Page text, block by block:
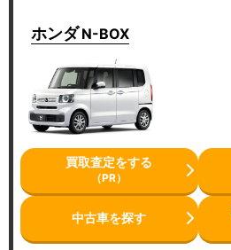
ホンダ N-BOX
買取査定をする
（PR）
中古車を探す